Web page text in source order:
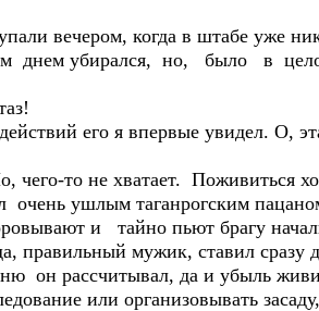
вечером, когда в штабе уже
днем убирался, но, было в
его я впервые увидел. О,
то не хватает. Поживиться
ушлым таганрогским
и тайно пьют брагу
правильный мужик, ставил сразу
он рассчитывал, да и убыль
или организовывать